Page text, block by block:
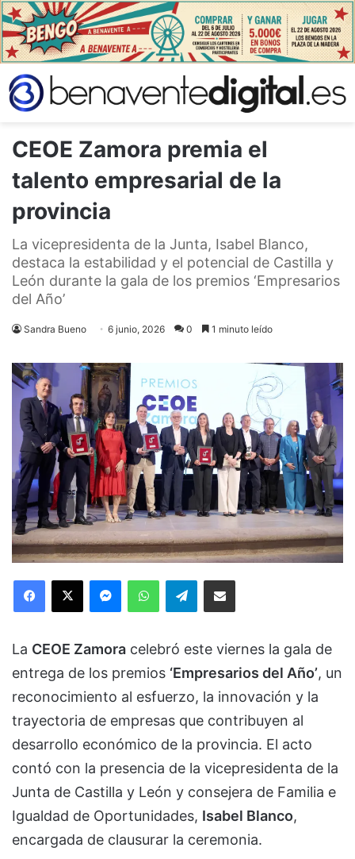
CEOE Zamora premia el
talento empresarial de la
provincia
La vicepresidenta de la Junta, Isabel Blanco,
destaca la estabilidad y el potencial de Castilla y
León durante la gala de los premios ‘Empresarios
del Año’
Sandra Bueno 6 junio, 2026 0 1 minuto leído
Facebook
X MessengerWhatsAppTelegramCompartir via Email
La CEOE Zamora celebró este viernes la gala de
entrega de los premios ‘Empresarios del Año’, un
reconocimiento al esfuerzo, la innovación y la
trayectoria de empresas que contribuyen al
desarrollo económico de la provincia. El acto
contó con la presencia de la vicepresidenta de la
Junta de Castilla y León y consejera de Familia e
Igualdad de Oportunidades, Isabel Blanco,
encargada de clausurar la ceremonia.